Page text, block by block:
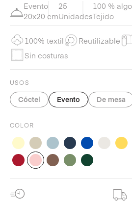
Evento
20x20 cm
25
Unidades
100 %
Tejido
100% textil Reutilizable
Sin costuras
COLOR
USOS
Cóctel Evento De mesa